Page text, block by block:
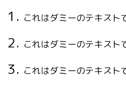
これはダミーのテキスト
これはダミーのテキスト
これはダミーのテキスト